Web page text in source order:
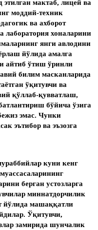
этилган мактаб, лицей ва
моддий-техник
ва ахборот
лаборатория хоналарини
янги авлодини
йўлида амалга
айтиб ўтиш ўринли
билим масканларида
ўқитувчи ва
қўллаб-қувватлаш,
бўйича ўзига
эмас. Чунки
эътибор ва эъзозга
куни кенг
берган устозларга
миннатдорчилик
йўлида машаққатли
Ўқитувчи,
замирида шунчалик